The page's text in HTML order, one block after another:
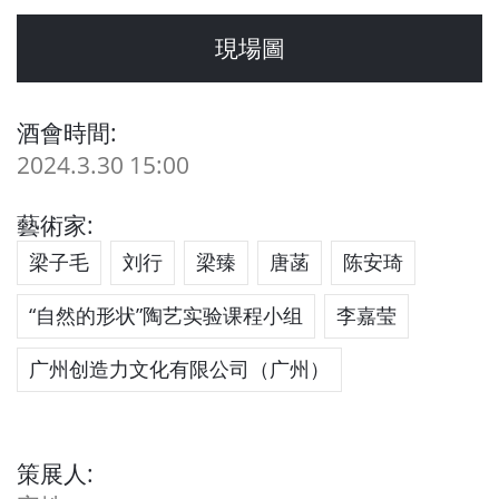
現場圖
酒會時間:
2024.3.30 15:00
藝術家:
梁子毛 刘行 梁臻 唐菡
陈安琦
“自然的形状”陶艺实验课程小组
李嘉莹
广州创造力文化有限公司（广州）
策展人: